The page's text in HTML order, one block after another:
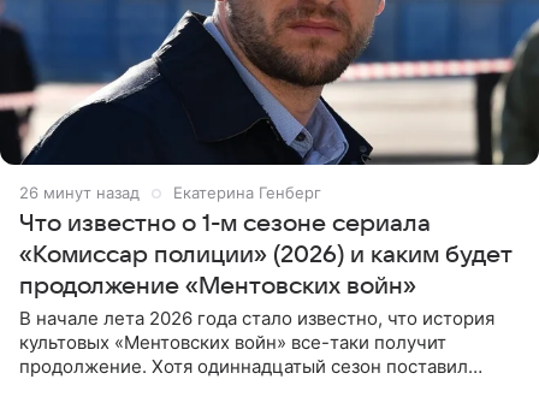
26 минут назад Екатерина Генберг
Что известно о 1-м сезоне сериала
«Комиссар полиции» (2026) и каким будет
продолжение «Ментовских войн»
В начале лета 2026 года стало известно, что история
культовых «Ментовских войн» все-таки получит
продолжение. Хотя одиннадцатый сезон поставил